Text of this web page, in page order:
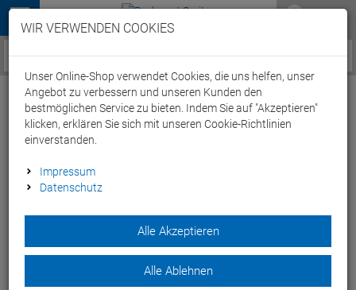
Menü
Service / Hilfe
Cube Blackline 365 Softshellhose lang - XL
black
Mit der Cube Blackline Softshellhose lang bist Du bei Wind
und Wetter bestens geschützt.
WIR VERWENDEN COOKIES
Unser Online-Shop verwendet Cookies, die uns helfen, unser
Angebot zu verbessern und unseren Kunden den
bestmöglichen Service zu bieten. Indem Sie auf "Akzeptieren"
klicken, erklären Sie sich mit unseren Cookie-Richtlinien
einverstanden.
Impressum
Datenschutz
Alle Akzeptieren
Alle Ablehnen